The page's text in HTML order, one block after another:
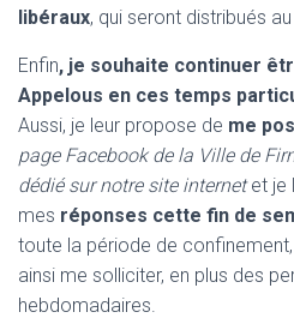
libéraux, qui seront distribués
Enfin, je souhaite continuer
Appelous en ces temps
Aussi, je leur propose de me
page Facebook de la Ville de
dédié sur notre site internetet je
mes réponses cette fin de
toute la période de
ainsi me solliciter, en plus des
hebdomadaires.